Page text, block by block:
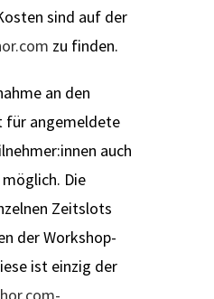
sind auf der
zu finden.
an den
für angemeldete
auch
Die
Zeitslots
der Workshop-
ist einzig der